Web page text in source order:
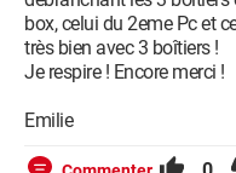
box, celui du 2eme Pc et
très bien avec 3 boîtiers !
Je respire ! Encore merci !
Emilie